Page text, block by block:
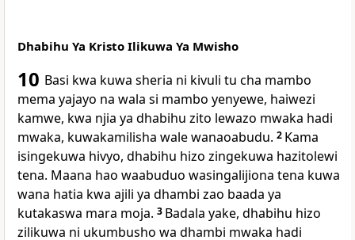
Dhabihu Ya Kristo Ilikuwa Ya Mwisho
10 Basi kwa kuwa sheria ni kivuli tu cha mambo
mema yajayo na wala si mambo yenyewe, haiwezi
kamwe, kwa njia ya dhabihu zito lewazo mwaka hadi
mwaka, kuwakamilisha wale wanaoabudu. 2 Kama
isingekuwa hivyo, dhabihu hizo zingekuwa hazitolewi
tena. Maana hao waabuduo wasingalijiona tena kuwa
wana hatia kwa ajili ya dhambi zao baada ya
kutakaswa mara moja. 3 Badala yake, dhabihu hizo
zilikuwa ni ukumbusho wa dhambi mwaka hadi